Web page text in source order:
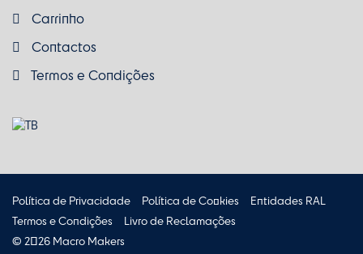
Carrinho
Contactos
Termos e Condições
Política de Privacidade Política de Cookies
Entidades RAL
Termos e Condições
Livro de Reclamações
© 2026 Macro Makers